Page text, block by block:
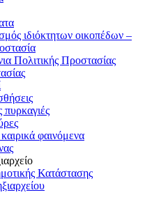
ιδιόκτητων οικοπέδων –
Πολιτικής Προστασίας
πυρκαγιές
φαινόμενα
Κατάστασης